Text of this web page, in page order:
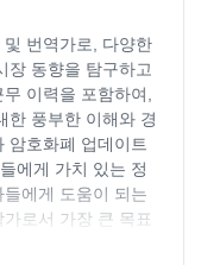
번역가로, 다양한
장 동향을 탐구하고
이력을 포함하여,
한 풍부한 이해와 경
암호화폐 업데이트
에게 가치 있는 정
에게 도움이 되는
로서 가장 큰 목표
관적인 정보를 제공